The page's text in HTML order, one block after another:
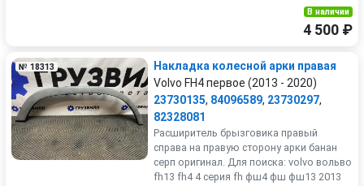
В наличии
4 500 ₽
№ 18313
Накладка колесной арки правая
Volvo FH4 первое (2013 - 2020)
23730135, 84096589, 23730297,
82328081
Расширитель брызговика правый
справа на правую сторону арки банан
серп оригинал. Для поиска: volvo вольво
fh13 fh4 4 серия fh фш4 фш фш13 2013